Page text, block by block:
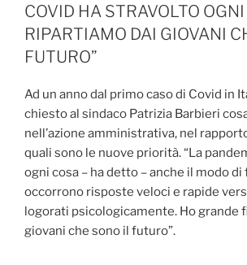
COVID HA STRAVOLTO
RIPARTIAMO DAI GIOVANI
FUTURO”
Ad un anno dal primo caso di Covid in
chiesto al sindaco Patrizia Barbieri
nell’azione amministrativa, nel
quali sono le nuove priorità. “La
ogni cosa – ha detto – anche il modo di
occorrono risposte veloci e rapide
logorati psicologicamente. Ho grande
giovani che sono il futuro”.